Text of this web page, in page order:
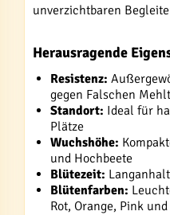
unverzichtbaren
Herausragende
Resistenz:
gegen Falschen
Standort: Ideal für
Plätze
Wuchshöhe:
und Hochbeete
Blütezeit:
Blütenfarben:
Rot, Orange, Pink